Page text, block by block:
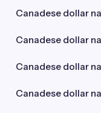
Canadese dollar
Canadese dollar
Canadese dollar
Canadese dollar